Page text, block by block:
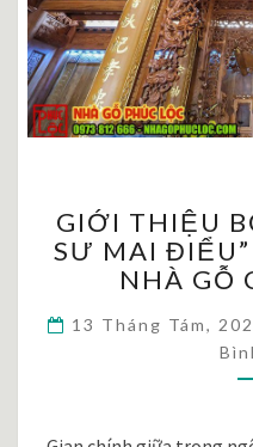
GIỚI THIỆU
SƯ MAI
NHÀ GỖ
13 Tháng Tám,